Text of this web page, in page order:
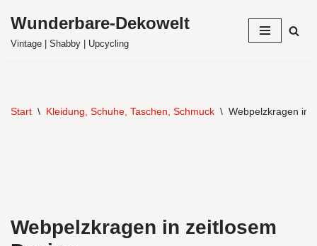
Zum
Wunderbare-Dekowelt
Vintage | Shabby | Upcycling
Start \ Kleidung, Schuhe, Taschen, Schmuck \ Webpelzkragen in
Webpelzkragen in zeitlosem